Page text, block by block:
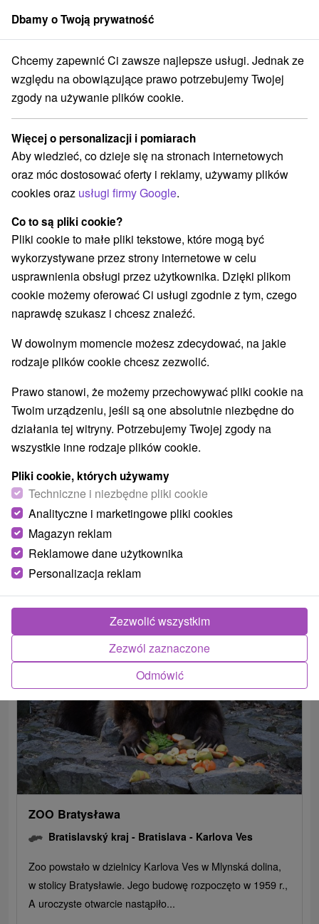
członek grupySorger
na Słowacji Ogrody zoologiczne i fermy zwierząt Malé Karpaty
Ogrody zoologiczne i fermy
zwierząt Malé Karpaty
Kategorie
Wszystkie kategorie
Rafting, rafting, rafting
Zamki, pałace, ruiny(14)
Skanseny(2) Teatry(7) Chaty górskie(1) Zamki
Miejsca sakralne (9)
Wieże obserwacyjne i chodniki(16)
Obiekty architektoniczne(8) Ośrodek narciarski(2)
Parki miejskie i zamkowe(4) Źródła
Túry a turistické chodníky(2) Escaperoom(6)
Jaskinie(3) Tory bobslejowe(1) Kolejki linowe
Atrakcje z adrenaliną Atrakcje turystyczne
Muzea i galerie
Ogrody zoologiczne i fermy zwierząt(3)
Ogrody botaniczne(1)
Jeziora, jeziora, zbiorniki wodne
Atrakcje dla dzieci(25) Zabytki techniki
Aquaparki, baseny(5) Planetarium i obserwatorium
Ośrodki i miasteczka dziecięce (1)
Areny laserowe i paintball
Wsie i miasta
Lubina(1) Modrová(1)
ZOO Bratysława
Bratislavský kraj - Bratislava - Karlova Ves
Zoo powstało w dzielnicy Karlova Ves w Mlynská dolina,
w stolicy Bratysławie. Jego budowę rozpoczęto w 1959 r.,
A uroczyste otwarcie nastąpiło...
Dbamy o Twoją prywatność
Chcemy zapewnić Ci zawsze najlepsze usługi. Jednak ze
względu na obowiązujące prawo potrzebujemy Twojej
zgody na używanie plików cookie.
Więcej o personalizacji i pomiarach
Aby wiedzieć, co dzieje się na stronach internetowych
oraz móc dostosować oferty i reklamy, używamy plików
cookies oraz usługi firmy Google.
Co to są pliki cookie?
Pliki cookie to małe pliki tekstowe, które mogą być
wykorzystywane przez strony internetowe w celu
usprawnienia obsługi przez użytkownika. Dzięki plikom
cookie możemy oferować Ci usługi zgodnie z tym, czego
naprawdę szukasz i chcesz znaleźć.
W dowolnym momencie możesz zdecydować, na jakie
rodzaje plików cookie chcesz zezwolić.
Prawo stanowi, że możemy przechowywać pliki cookie na
Twoim urządzeniu, jeśli są one absolutnie niezbędne do
działania tej witryny. Potrzebujemy Twojej zgody na
wszystkie inne rodzaje plików cookie.
Pliki cookie, których używamy
Techniczne i niezbędne pliki cookie
Analityczne i marketingowe pliki cookies
Magazyn reklam
Reklamowe dane użytkownika
Personalizacja reklam
Odmówić
Zezwól zaznaczone
Zezwolić wszystkim